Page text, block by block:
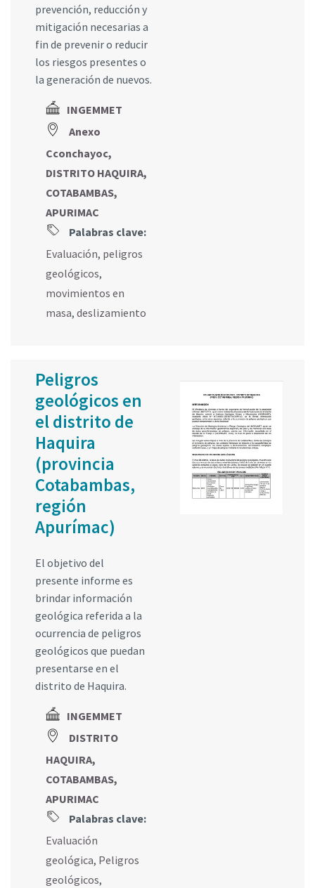
prevención, reducción y
mitigación necesarias a
fin de prevenir o reducir
los riesgos presentes o
la generación de nuevos.
INGEMMET
Anexo
Cconchayoc,
DISTRITO HAQUIRA,
COTABAMBAS,
APURIMAC
Palabras clave:
Evaluación, peligros
geológicos,
movimientos en
masa, deslizamiento
Peligros
geológicos en
el distrito de
Haquira
(provincia
Cotabambas,
región
Apurímac)
El objetivo del
presente informe es
brindar información
geológica referida a la
ocurrencia de peligros
geológicos que puedan
presentarse en el
distrito de Haquira.
INGEMMET
DISTRITO
HAQUIRA,
COTABAMBAS,
APURIMAC
Palabras clave:
Evaluación
geológica, Peligros
geológicos,